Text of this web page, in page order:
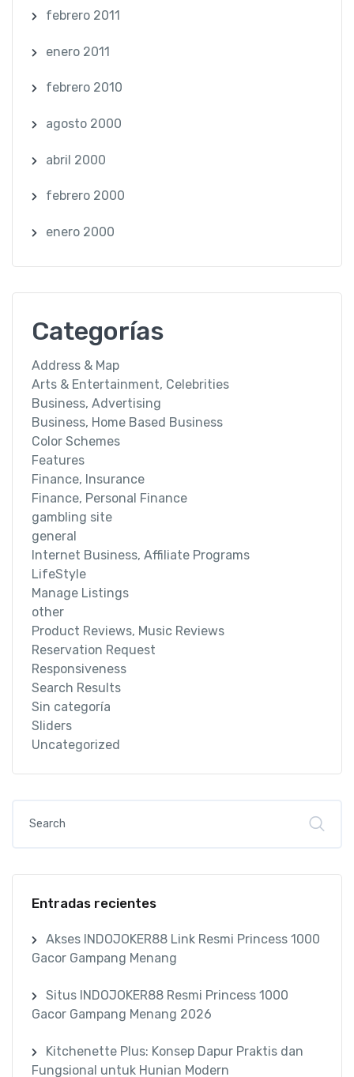
febrero 2011
enero 2011
febrero 2010
agosto 2000
abril 2000
febrero 2000
enero 2000
Categorías
Address & Map
Arts & Entertainment, Celebrities
Business, Advertising
Business, Home Based Business
Color Schemes
Features
Finance, Insurance
Finance, Personal Finance
gambling site
general
Internet Business, Affiliate Programs
LifeStyle
Manage Listings
other
Product Reviews, Music Reviews
Reservation Request
Responsiveness
Search Results
Sin categoría
Sliders
Uncategorized
Entradas recientes
Akses INDOJOKER88 Link Resmi Princess 1000
Gacor Gampang Menang
Situs INDOJOKER88 Resmi Princess 1000
Gacor Gampang Menang 2026
Kitchenette Plus: Konsep Dapur Praktis dan
Fungsional untuk Hunian Modern